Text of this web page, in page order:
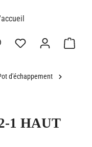
d'échappement
1 HAUT